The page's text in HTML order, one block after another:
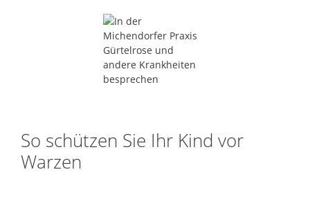
So schützen Sie Ihr Kind vor
Warzen